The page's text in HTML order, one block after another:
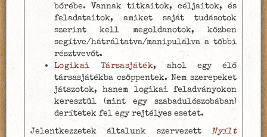
bőrébe. Vannak titkaitok, céljaitok, és
feladataitok, amiket saját tudásotok
szerint kell megoldanotok, közben
segítve/hátráltatva/manipulálva a többi
résztvevőt.
Logikai Társasjáték, ahol egy élő
társasjátékba csöppentek. Nem szerepeket
játszotok, hanem logikai feladványokon
keresztül (mint egy szabadulószobában)
derítetek fel egy rejtélyes esetet.
Jelentkezzetek általunk szervezettNyílt